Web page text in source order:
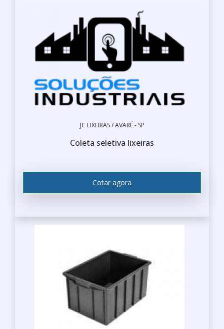
JC LIXEIRAS / AVARÉ - SP
Coleta seletiva lixeiras
Cotar agora